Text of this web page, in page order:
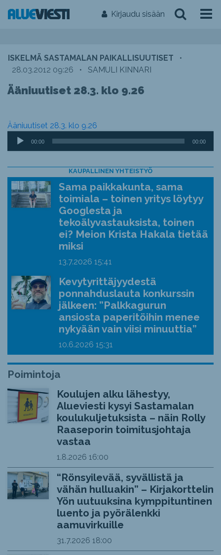
Kirjaudu sisään
ISKELMÄ SASTAMALAN PAIKALLISUUTISET
•
28.03.2012 09:26
• SAMULI KINNARI
Ääniuutiset 28.3. klo 9.26
Ääniuutiset 28.3. klo 9.26
Äänitoistin
00:00 00:00
KAUPALLINEN YHTEISTYÖ
Sama paikkakunta, sama
toimiala – toinen yritys löytyy
Googlesta ja
tekoälyvastauksista, toinen
ei? Meion Krista Hakala tietää
miksi
13.7.2026 15:41
Kevytyrittäjyydestä
ponnahduslauta konkurssin
jälkeen: ”Palkkagurun
ansiosta paperitöihin menee
nykyään vain viisi minuuttia”
10.6.2026 15:31
Poimintoja
Koulujen alku lähestyy,
Alueviesti kysyi Sastamalan
koulukuljetuksista – näin Rolly
Raaseporin toimitusjohtaja
vastaa
1.8.2026 16:00
“Rönsyilevää, syvällistä ja
vähän hulluakin” – Kirjakorttelin
Yön uutuuksina kymppituntinen
luento ja pyörälenkki
aamuvirkuille
31.7.2026 18:00